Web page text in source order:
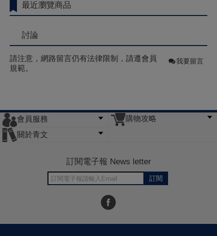
最近瀏覽商品
討論
請注意，網路留言仍有法律限制，請遵會員
規範。
我要留言
會員服務
會員辦法
客服信箱
隱私條款
網站導覽
購物攻略
關於青文
訂閱電子報 News letter
訂閱